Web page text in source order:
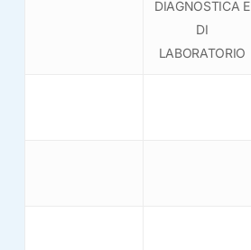
DIAGNOSTICA E
DI
LABORATORIO